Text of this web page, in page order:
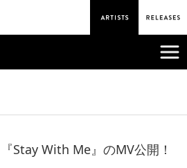
Stay With Me』のMV公開！